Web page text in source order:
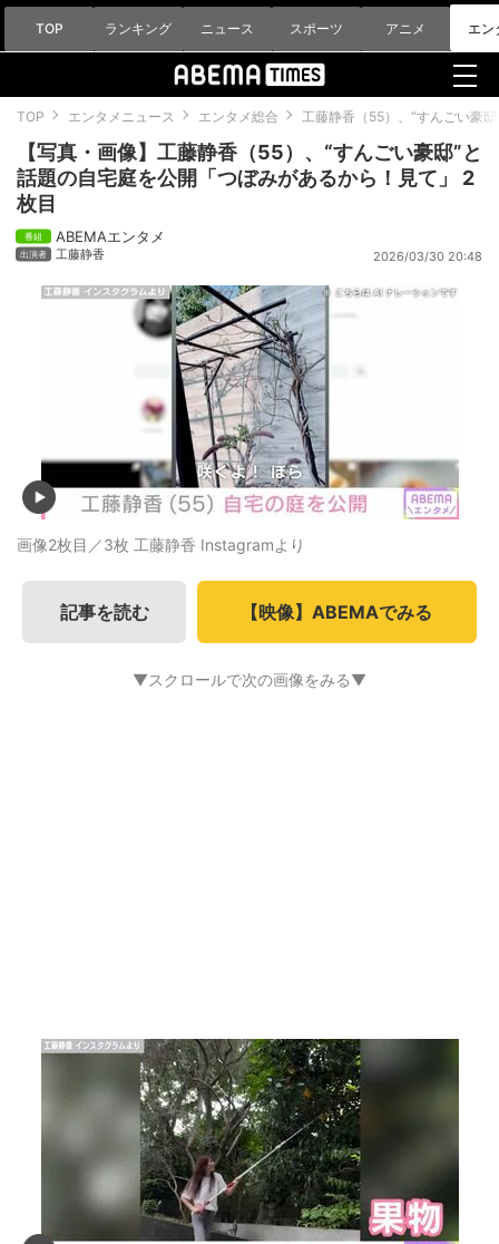
TOP ランキング ニュース スポーツ アニメ エン
TOP エンタメニュース エンタメ総合 工藤静香（55）、“すんごい豪
【写真・画像】工藤静香（55）、“すんごい豪邸”と
話題の自宅庭を公開「つぼみがあるから！見て」 2
枚目
ABEMAエンタメ
工藤静香 2026/03/30 20:48
画像2枚目／3枚 工藤静香 Instagramより
記事を読む 【映像】ABEMAでみる
▼スクロールで次の画像をみる▼